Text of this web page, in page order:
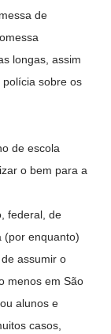
de
longas, assim
sobre os
de escola
o bem para a
federal, de
(por enquanto)
assumir o
menos em São
alunos e
casos,